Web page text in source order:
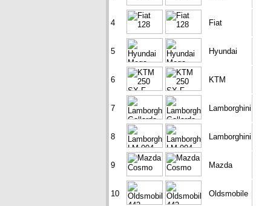
4 Fiat
5 Hyundai
6 KTM
7 Lamborghini
8 Lamborghini
9 Mazda
10 Oldsmobile